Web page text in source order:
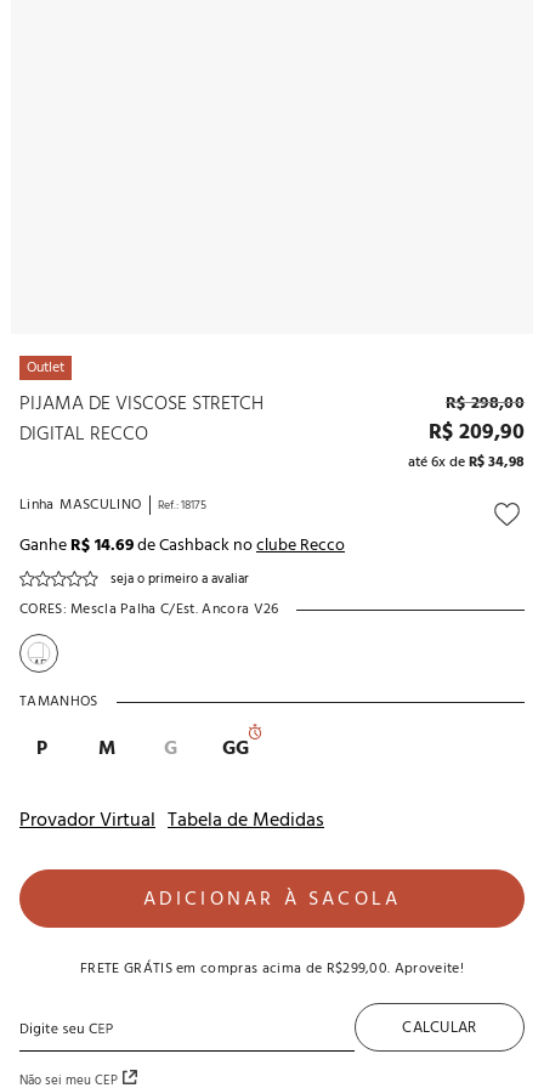
Outlet
PIJAMA DE VISCOSE STRETCH
DIGITAL RECCO
R$298,00
R$209,90
até6x deR$34,98
Linha MASCULINO Ref.:18175
GanheR$ 14.69de Cashback noclube Recco
seja o primeiro a avaliar
CORES: Mescla Palha C/est. Ancora V26
TAMANHOS
P M G GG
Provador Virtual Tabela de Medidas
ADICIONAR À SACOLA
FRETE GRÁTISem compras acima de R$299,00. Aproveite!
Não sei meu CEP
CALCULAR